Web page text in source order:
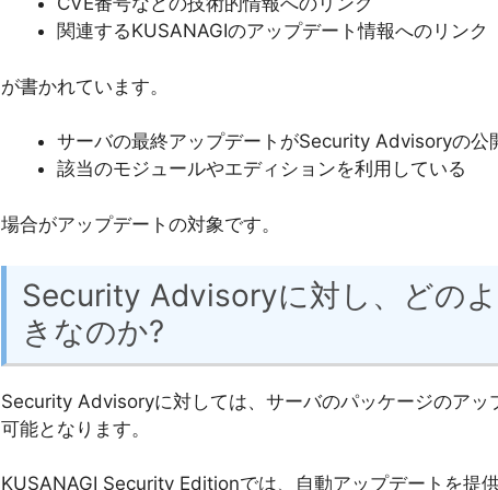
関連するKUSANAGIのアップデート情報へのリンク
が書かれています。
サーバの最終アップデートがSecurity Advisoryの公
該当のモジュールやエディションを利用している
場合がアップデートの対象です。
Security Advisoryに対し、どの
きなのか?
Security Advisoryに対しては、サーバのパッケージのアッ
可能となります。
KUSANAGI Security Editionでは、自動アップデートを提